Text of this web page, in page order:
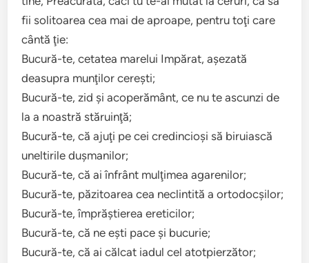
fii solitoarea cea mai de aproape, pentru toţi care
cântă ţie:
Bucură-te, cetatea marelui Impărat, aşezată
deasupra munţilor cereşti;
Bucură-te, zid şi acoperământ, ce nu te ascunzi de
la a noastră stăruinţă;
Bucură-te, că ajuţi pe cei credincioşi să biruiască
uneltirile duşmanilor;
Bucură-te, că ai înfrânt mulţimea agarenilor;
Bucură-te, păzitoarea cea neclintită a ortodocşilor;
Bucură-te, împrăştierea ereticilor;
Bucură-te, că ne eşti pace şi bucurie;
Bucură-te, că ai călcat iadul cel atotpierzător;